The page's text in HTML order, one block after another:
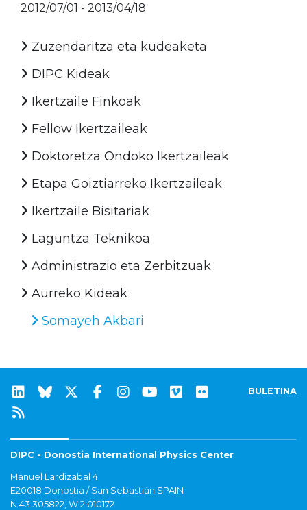
2012/07/01 - 2013/04/18
Zuzendaritza eta kudeaketa
DIPC Kideak
Ikertzaile Finkoak
Fellow Ikertzaileak
Doktoretza Ondoko Ikertzaileak
Etapa Goiztiarreko Ikertzaileak
Ikertzaile Bisitariak
Laguntza Teknikoa
Administrazio eta Zerbitzuak
Aurreko Kideak
Somayeh Akbari
BULETINA
DIPC - Donostia International Physics Center
Manuel Lardizabal 4
E20018 Donostia / San Sebastián SPAIN
N 43.305822, W 2.010172